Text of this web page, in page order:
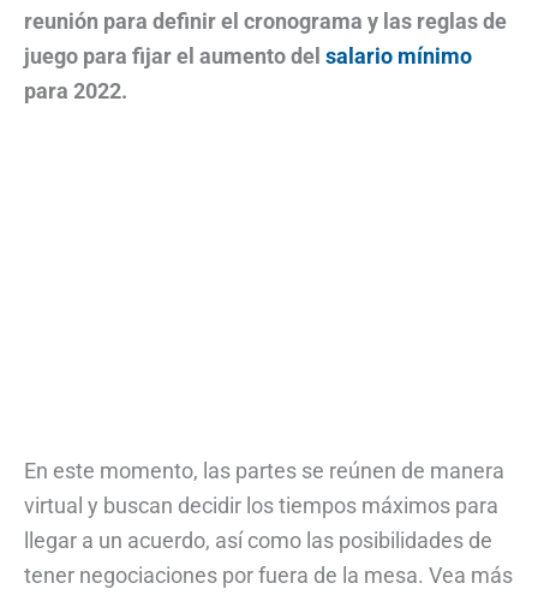
reunión para definir el cronograma y las reglas de
juego para fijar el aumento del salario mínimo
para 2022.
En este momento, las partes se reúnen de manera
virtual y buscan decidir los tiempos máximos para
llegar a un acuerdo, así como las posibilidades de
tener negociaciones por fuera de la mesa. Vea más